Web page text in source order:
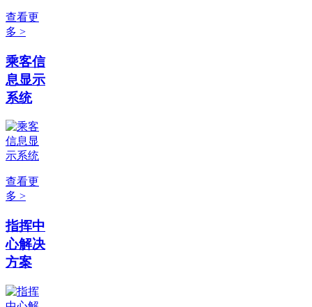
查看更
多 >
乘客信
息显示
系统
查看更
多 >
指挥中
心解决
方案